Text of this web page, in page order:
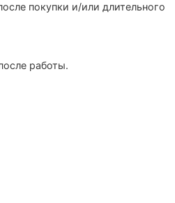
покупки и/или длительного
работы.